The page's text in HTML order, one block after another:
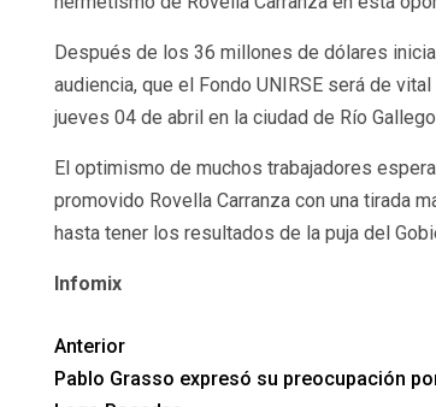
Después de los 36 millones de dólares
audiencia, que el Fondo UNIRSE será de
jueves 04 de abril en la ciudad de Río
El optimismo de muchos trabajadores
promovido Rovella Carranza con una tirada
hasta tener los resultados de la puja del
Infomix
Anterior
Pablo Grasso expresó su preocupación